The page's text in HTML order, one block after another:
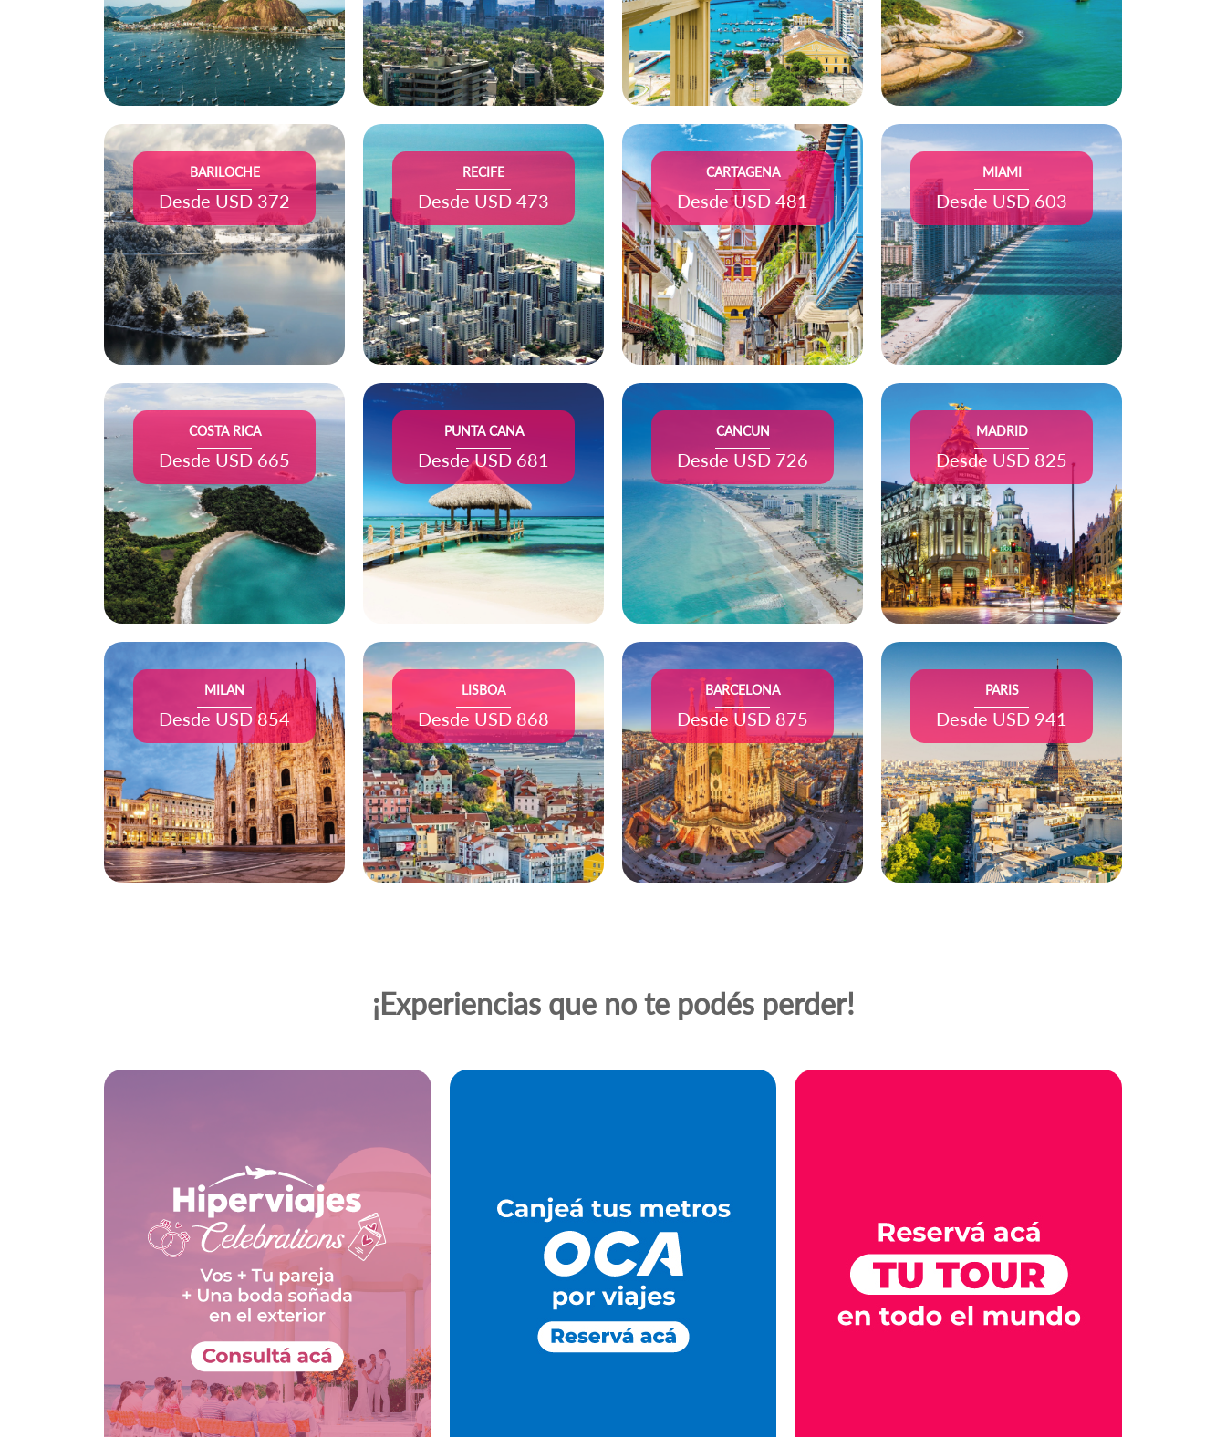
BARILOCHE
Desde USD 372
RECIFE
Desde USD 473
CARTAGENA
Desde USD 481
MIAMI
Desde USD 603
COSTA RICA
Desde USD 665
PUNTA CANA
Desde USD 681
CANCUN
Desde USD 726
MADRID
Desde USD 825
MILAN
Desde USD 854
LISBOA
Desde USD 868
BARCELONA
Desde USD 875
PARIS
Desde USD 941
¡Experiencias que no te podés perder!